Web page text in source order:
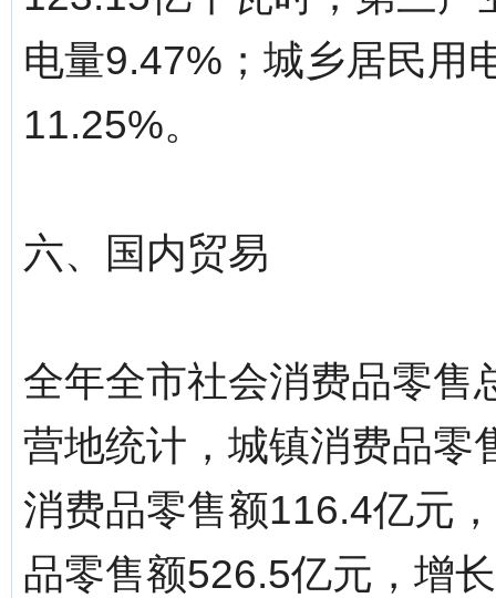
电量9.47%；城乡居民用
11.25%。
六、国内贸易
全年全市社会消费品零售
营地统计，城镇消费品零
消费品零售额116.4亿元
品零售额526.5亿元，增